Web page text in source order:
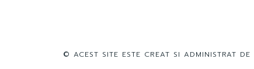
© ACEST SITE ESTE CREAT SI ADMINISTRAT DE